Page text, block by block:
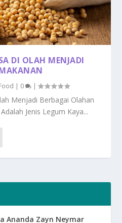
DI OLAH MENJADI
| 0 |
Menjadi Berbagai Olahan
Jenis Legum Kaya...
Ananda Zayn Neymar